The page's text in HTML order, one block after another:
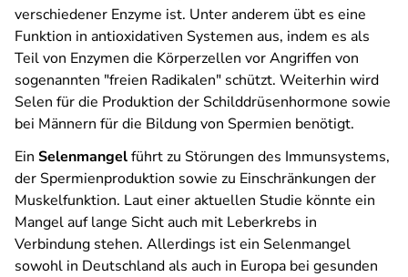
verschiedener Enzyme ist. Unter anderem übt es eine
Funktion in antioxidativen Systemen aus, indem es als
Teil von Enzymen die Körperzellen vor Angriffen von
sogenannten "freien Radikalen" schützt. Weiterhin wird
Selen für die Produktion der Schilddrüsenhormone sowie
bei Männern für die Bildung von Spermien benötigt.
Ein Selenmangelführt zu Störungen des Immunsystems,
der Spermienproduktion sowie zu Einschränkungen der
Muskelfunktion. Laut einer aktuellen Studie könnte ein
Mangel auf lange Sicht auch mit Leberkrebs in
Verbindung stehen. Allerdings ist ein Selenmangel
sowohl in Deutschland als auch in Europa bei gesunden